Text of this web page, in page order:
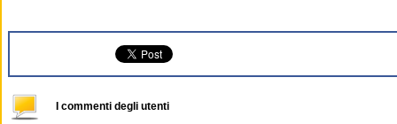
I commenti degli utenti